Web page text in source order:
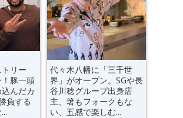
リー
！豚一頭
んだカ
負する
代々木八幡に「三千世
界」がオープン。SGや長
谷川稔グループ出身店
主、箸もフォークもな
い、五感で楽しむ...